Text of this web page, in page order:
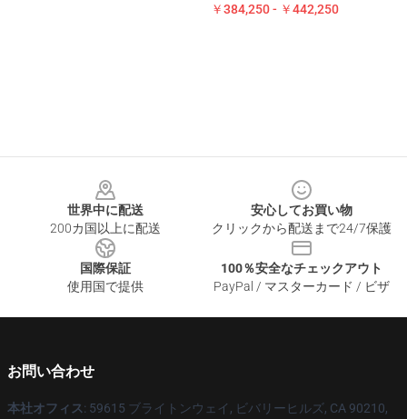
￥384,250 - ￥442,250
世界中に配送
200カ国以上に配送
安心してお買い物
クリックから配送まで24/7保護
国際保証
使用国で提供
100％安全なチェックアウト
PayPal / マスターカード / ビザ
お問い合わせ
本社オフィス: 59615 ブライトンウェイ, ビバリーヒルズ, CA 90210,